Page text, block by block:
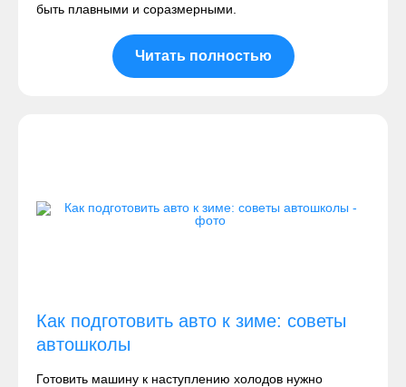
быть плавными и соразмерными.
Читать полностью
Как подготовить авто к зиме: советы
автошколы
Готовить машину к наступлению холодов нужно